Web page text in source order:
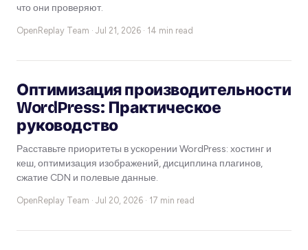
что они проверяют.
OpenReplay Team · Jul 21, 2026 · 14 min read
Оптимизация производительности
WordPress: Практическое
руководство
Расставьте приоритеты в ускорении WordPress: хостинг и
кеш, оптимизация изображений, дисциплина плагинов,
сжатие CDN и полевые данные.
OpenReplay Team · Jul 20, 2026 · 17 min read